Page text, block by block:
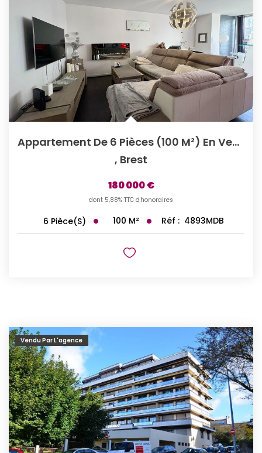
Appartement De 6 Pièces (100 M²) En Vente À BREST - Très...
, Brest
180 000 €
dont 5,88% TTC d'honoraires
6 Pièce(s) 100 M² Réf : 4893MDB
Vendu Par L'agence